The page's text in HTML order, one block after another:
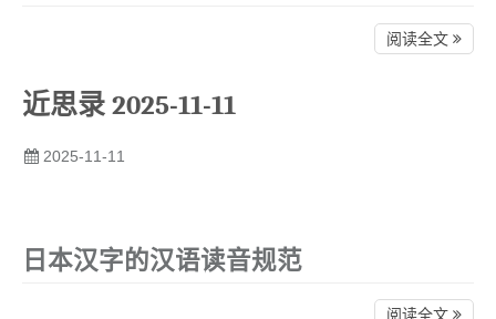
阅读全文
近思录 2025-11-11
2025-11-11
日本汉字的汉语读音规范
阅读全文